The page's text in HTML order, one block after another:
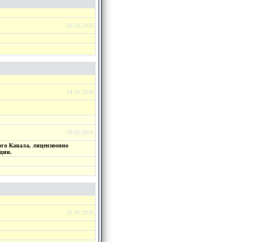
26.03.2026
24.03.2026
28.02.2026
Канала, лицензионно
31.05.2026